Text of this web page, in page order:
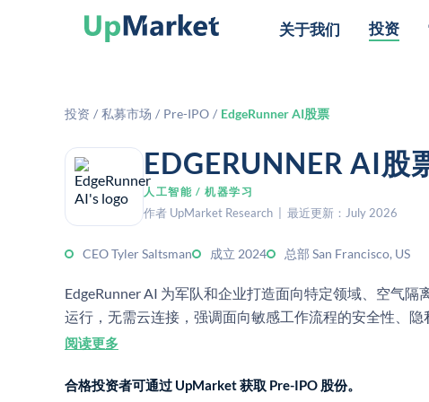
关于我们 投资
投资 / 私募市场 / Pre-IPO / EdgeRunner AI股票
EDGERUNNER AI股
人工智能 / 机器学习
作者 UpMarket Research | 最近更新：July 2026
CEO Tyler Saltsman 成立 2024 总部 San Francisco, US
EdgeRunner AI 为军队和企业打造面向特定领域、空气
运行，无需云连接，强调面向敏感工作流程的安全性、隐
阅读更多
合格投资者可通过 UpMarket 获取 Pre-IPO 股份。